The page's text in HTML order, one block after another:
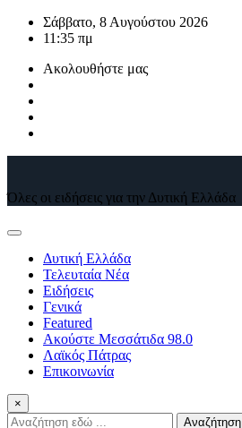
ΜετάβασηΣάββατο, 8 Αυγούστου 2026
11:35 πμ
Ακολουθήστε μας
Όλες οι ειδήσεις για την Δυτική Ελλάδα
Δυτική Ελλάδα
Τελευταία Νέα
Ειδήσεις
Γενικά
Featured
Ακούστε Μεσσάτιδα 98.0
Λαϊκός Πάτρας
Επικοινωνία
×
Αναζήτηση